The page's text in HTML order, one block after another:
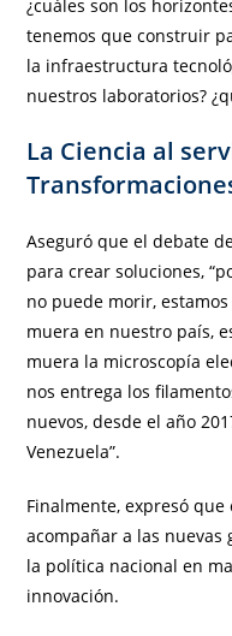
¿cuáles son los
tenemos que construir
la infraestructura
nuestros laboratorios?
La Ciencia al
Aseguró que el debate
para crear soluciones,
no puede morir,
muera en nuestro país,
muera la microscopía
nos entrega los
nuevos, desde el año
Venezuela”.
Finalmente, expresó
acompañar a las
la política nacional en
innovación.